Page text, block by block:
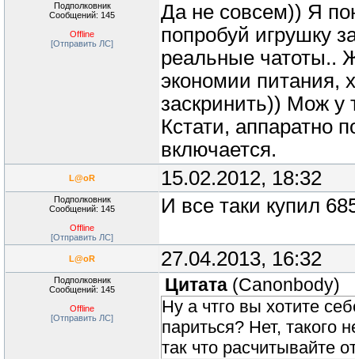
Подполковник
Сообщений: 145
Offline
[Отправить ЛС]
Да не совсем)) Я
попробуй игрушку
реальные чатоты..
экономии питания,
заскринить)) Мож у
Кстати, аппаратно
включается.
L@oR 15.02.2012, 18:32
Подполковник
Сообщений: 145
Offline
[Отправить ЛС]
И все таки купил
L@oR 27.04.2013, 16:32
Подполковник
Сообщений: 145
Offline
[Отправить ЛС]
Цитата (Canonbody)
Ну а чтго вы хотите
париться? Нет, такого
так что расчитывайте